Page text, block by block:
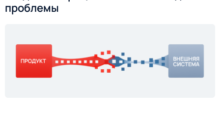
проблемы